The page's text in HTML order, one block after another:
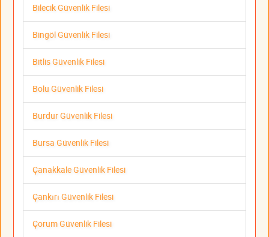
Bilecik Güvenlik Filesi
Bingöl Güvenlik Filesi
Bitlis Güvenlik Filesi
Bolu Güvenlik Filesi
Burdur Güvenlik Filesi
Bursa Güvenlik Filesi
Çanakkale Güvenlik Filesi
Çankırı Güvenlik Filesi
Çorum Güvenlik Filesi